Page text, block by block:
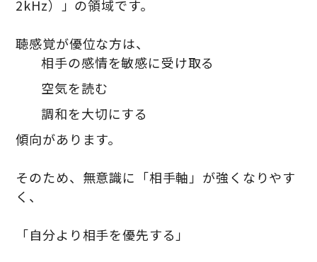
2kHz）」の領域です。
聴感覚が優位な方は、
相手の感情を敏感に受け取る
空気を読む
調和を大切にする
傾向があります。
そのため、無意識に「相手軸」が強くなりやす
く、
「自分より相手を優先する」